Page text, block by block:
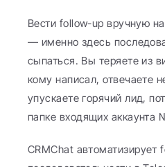
Вести follow-up вручную
— именно здесь
сыпаться. Вы теряете из
кому написал, отвечаете
упускаете горячий лид,
папке входящих аккаунта
CRMChat автоматизирует